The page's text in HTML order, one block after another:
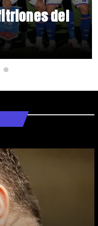
del